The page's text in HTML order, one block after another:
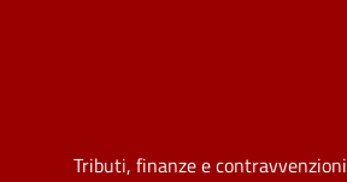
Tributi, finanze e contravvenzioni